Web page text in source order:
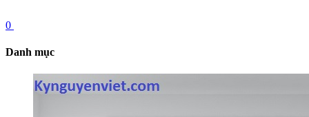
0
Danh mục